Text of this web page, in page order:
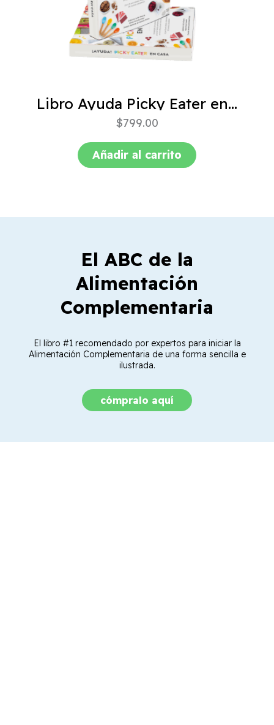
Libro Ayuda Picky Eater en casa
$799.00
Añadir al carrito
El ABC de la
Alimentación
Complementaria
El libro #1 recomendado por expertos para iniciar la
Alimentación Complementaria de una forma sencilla e
ilustrada.
cómpralo aquí